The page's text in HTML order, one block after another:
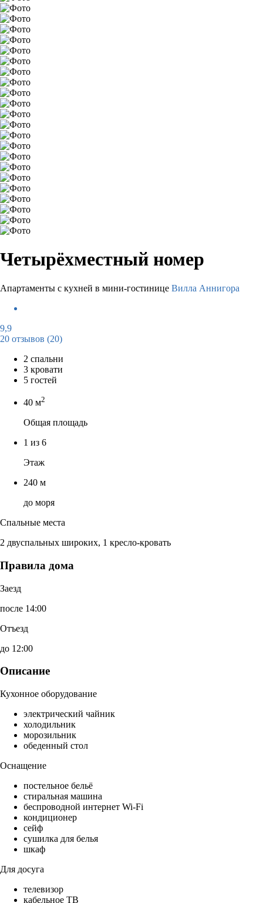
Четырёхместный номер
Апартаменты с кухней в мини-гостинице Вилла Аннигора
9,9
20 отзывов (20)
2 спальни
3 кровати
5 гостей
40 м2
Общая площадь
1 из 6
Этаж
240 м
до моря
Спальные места
2 двуспальных широких, 1 кресло-кровать
Правила дома
Заезд
после 14:00
Отъезд
до 12:00
Описание
Кухонное оборудование
электрический чайник
холодильник
морозильник
обеденный стол
Оснащение
постельное бельё
стиральная машина
беспроводной интернет Wi-Fi
кондиционер
сейф
сушилка для белья
шкаф
Для досуга
телевизор
кабельное ТВ